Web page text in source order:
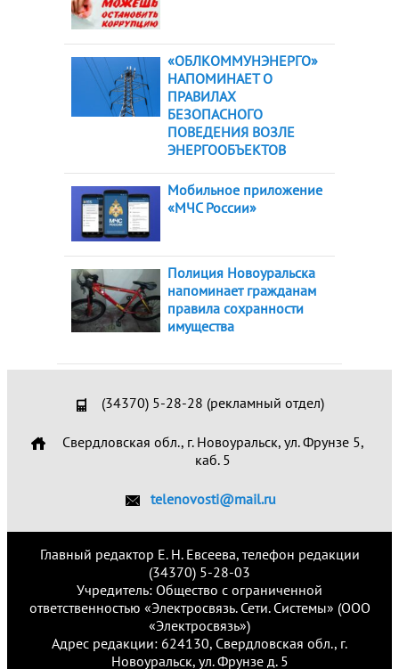
«ОБЛКОММУНЭНЕРГО»
НАПОМИНАЕТ О
ПРАВИЛАХ
БЕЗОПАСНОГО
ПОВЕДЕНИЯ ВОЗЛЕ
ЭНЕРГООБЪЕКТОВ
Мобильное приложение
«МЧС России»
Полиция Новоуральска
напоминает гражданам
правила сохранности
имущества
(34370) 5-28-28 (рекламный отдел)
Свердловская обл., г. Новоуральск, ул. Фрунзе 5,
каб. 5
telenovosti@mail.ru
Главный редактор Е. Н. Евсеева, телефон редакции
(34370) 5-28-03
Учредитель: Общество с ограниченной
ответственностью «Электросвязь. Сети. Системы» (ООО
«Электросвязь»)
Адрес редакции: 624130, Свердловская обл., г.
Новоуральск, ул. Фрунзе д. 5